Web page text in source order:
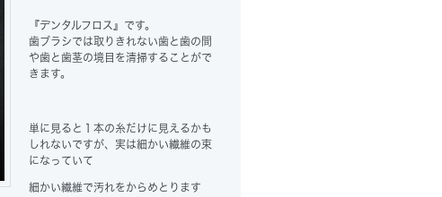
『デンタルフロス』
です。
歯ブラシでは取りきれない歯と歯の間
や歯と歯茎の境目を清掃することがで
きます。
単に見ると１本の糸だけに見えるかも
しれないですが、実は細かい繊維の束
になっていて
細かい繊維で汚れをからめとります